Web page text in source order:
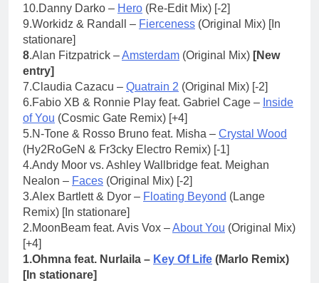
10.Danny Darko – Hero (Re-Edit Mix) [-2]
9.Workidz & Randall – Fierceness (Original Mix) [In
stationare]
8.Alan Fitzpatrick –Amsterdam (Original Mix) [New
entry]
7.Claudia Cazacu – Quatrain 2 (Original Mix) [-2]
6.Fabio XB & Ronnie Play feat. Gabriel Cage – Inside
of You (Cosmic Gate Remix) [+4]
5.N-Tone & Rosso Bruno feat. Misha – Crystal Wood
(Hy2RoGeN & Fr3cky Electro Remix) [-1]
4.Andy Moor vs. Ashley Wallbridge feat. Meighan
Nealon – Faces (Original Mix) [-2]
3.Alex Bartlett & Dyor – Floating Beyond (Lange
Remix) [In stationare]
2.MoonBeam feat. Avis Vox –About You (Original Mix)
[+4]
1.Ohmna feat. Nurlaila – Key Of Life (Marlo Remix)
[In stationare]